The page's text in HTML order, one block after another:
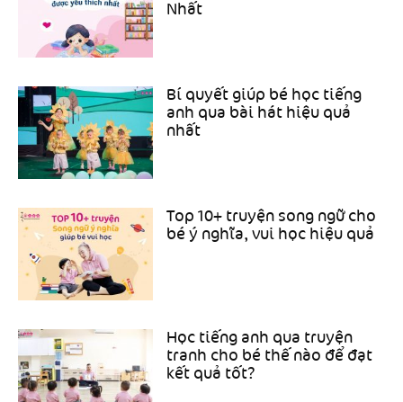
Nhất
Bí quyết giúp bé học tiếng
anh qua bài hát hiệu quả
nhất
Top 10+ truyện song ngữ cho
bé ý nghĩa, vui học hiệu quả
Học tiếng anh qua truyện
tranh cho bé thế nào để đạt
kết quả tốt?